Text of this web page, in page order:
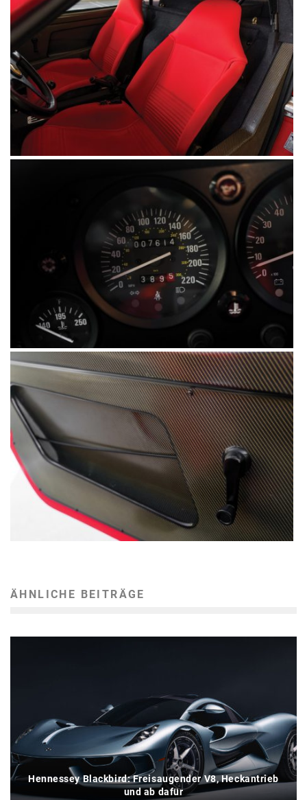
ÄHNLICHE BEITRÄGE
Hennessey Blackbird: Freisaugender V8, Heckantrieb
und ab dafür